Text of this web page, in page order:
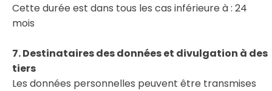
Cette durée est dans tous les cas inférieure à : 24
mois
7. Destinataires des données et divulgation à des
tiers
Les données personnelles peuvent être transmises